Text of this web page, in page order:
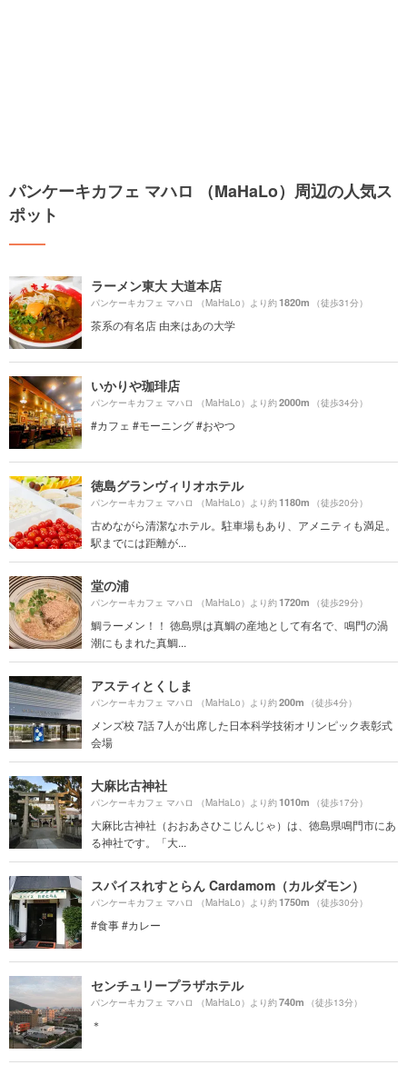
パンケーキカフェ マハロ （MaHaLo）周辺の人気ス
ポット
ラーメン東大 大道本店
パンケーキカフェ マハロ （MaHaLo）より約1820m （徒歩31分）
茶系の有名店 由来はあの大学
いかりや珈琲店
パンケーキカフェ マハロ （MaHaLo）より約2000m （徒歩34分）
#カフェ #モーニング #おやつ
徳島グランヴィリオホテル
パンケーキカフェ マハロ （MaHaLo）より約1180m （徒歩20分）
古めながら清潔なホテル。駐車場もあり、アメニティも満足。
駅までには距離が...
堂の浦
パンケーキカフェ マハロ （MaHaLo）より約1720m （徒歩29分）
鯛ラーメン！！ 徳島県は真鯛の産地として有名で、鳴門の渦
潮にもまれた真鯛...
アスティとくしま
パンケーキカフェ マハロ （MaHaLo）より約200m （徒歩4分）
メンズ校 7話 7人が出席した日本科学技術オリンピック表彰式
会場
大麻比古神社
パンケーキカフェ マハロ （MaHaLo）より約1010m （徒歩17分）
大麻比古神社（おおあさひこじんじゃ）は、徳島県鳴門市にあ
る神社です。「大...
スパイスれすとらん Cardamom（カルダモン）
パンケーキカフェ マハロ （MaHaLo）より約1750m （徒歩30分）
#食事 #カレー
センチュリープラザホテル
パンケーキカフェ マハロ （MaHaLo）より約740m （徒歩13分）
＊